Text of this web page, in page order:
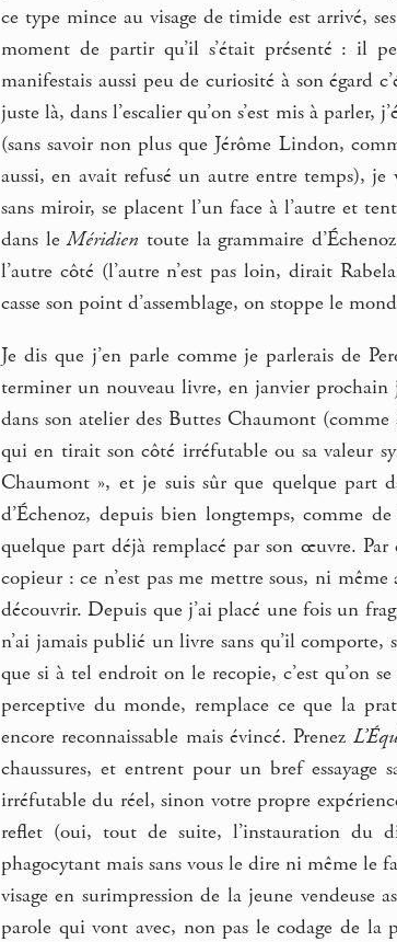
ce type mince au visage de timide est arrivé,
moment de partir qu’il s’était présenté : il
manifestais aussi peu de curiosité à son égard
juste là, dans l’escalier qu’on s’est mis à parler,
(sans savoir non plus que Jérôme Lindon,
aussi, en avait refusé un autre entre temps), je
sans miroir, se placent l’un face à l’autre et
dans leMéridien toute la grammaire
l’autre côté (l’autre n’est pas loin, dirait
casse son point d’assemblage, on stoppe le
Je dis que j’en parle comme je parlerais de
terminer un nouveau livre, en janvier prochain
dans son atelier des Buttes Chaumont
qui en tirait son côté irréfutable ou sa valeur
Chaumont », et je suis sûr que quelque part
d’Échenoz, depuis bien longtemps, comme
quelque part déjà remplacé par son œuvre.
copieur : ce n’est pas me mettre sous, ni
découvrir. Depuis que j’ai placé une fois un
n’ai jamais publié un livre sans qu’il
que si à tel endroit on le recopie, c’est qu’on
perceptive du monde, remplace ce que la
encore reconnaissable mais évincé. Prenez
chaussures, et entrent pour un bref essayage
irréfutable du réel, sinon votre propre
reflet (oui, tout de suite, l’instauration du
phagocytant mais sans vous le dire ni même
visage en surimpression de la jeune vendeuse
parole qui vont avec, non pas le codage de la